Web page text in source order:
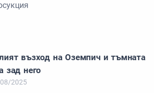
възход на Оземпич и тъмната
зад него
2025